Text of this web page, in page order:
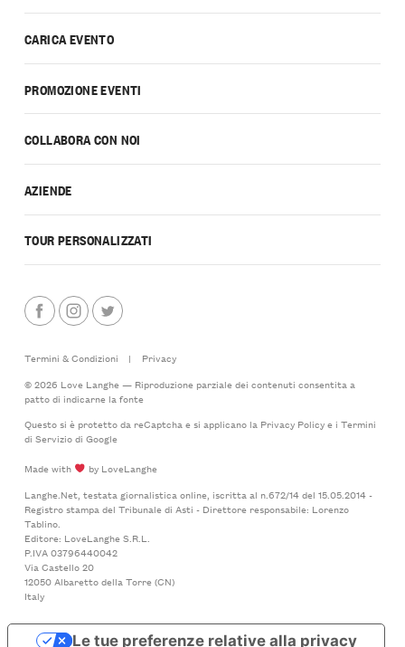
CARICA EVENTO
PROMOZIONE EVENTI
COLLABORA CON NOI
AZIENDE
TOUR PERSONALIZZATI
Termini & Condizioni |
Privacy
© 2026 Love Langhe — Riproduzione parziale dei contenuti consentita a
patto di indicarne la fonte
Questo si è protetto da reCaptcha e si applicano la Privacy Policye i Termini
di Serviziodi Google
Made with
by LoveLanghe
Langhe.Net, testata giornalistica online, iscritta al n.672/14 del 15.05.2014 -
Registro stampa del Tribunale di Asti - Direttore responsabile: Lorenzo
Tablino.
Editore: LoveLanghe S.R.L.
P.IVA 03796440042
Via Castello 20
12050 Albaretto della Torre (CN)
Italy
Le tue preferenze relative alla privacy